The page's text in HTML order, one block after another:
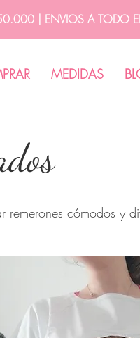
| ENVIOS A TODO
MEDIDAS
remerones cómodos y